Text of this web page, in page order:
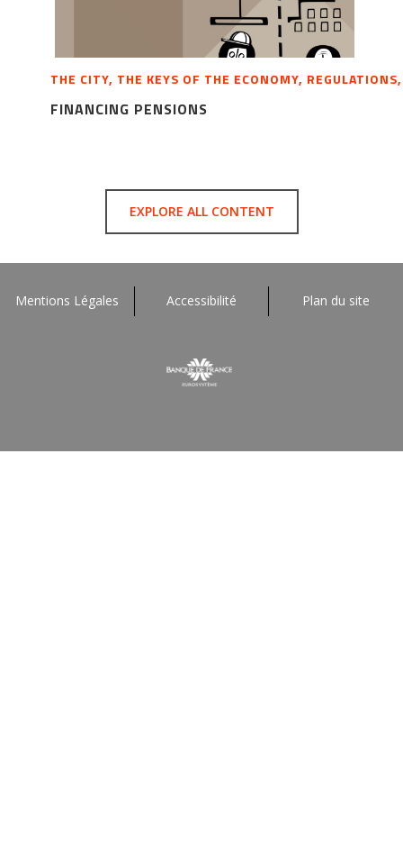
THE CITY, THE KEYS OF THE ECONOMY,
FINANCING PENSIONS
EXPLORE ALL CONTENT
Mentions Légales Accessibilité Plan du site